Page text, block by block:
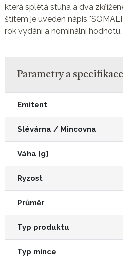
která splétá stuha a dva
štítem je uveden nápis
rok vydání a nominální hodnotu.
Parametry a specifikace
Emitent
Slévárna / Mincovna
Váha [g]
Ryzost
Průměr
Typ produktu
Typ mince